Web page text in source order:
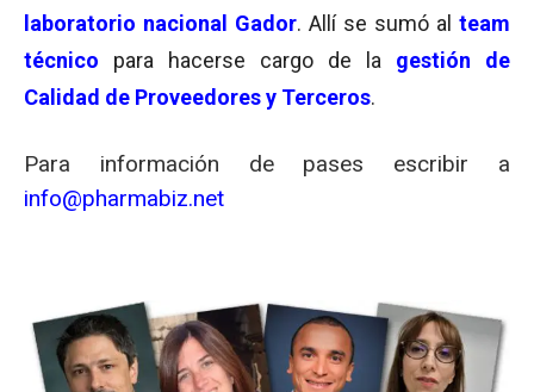
laboratorio nacional Gador. Allí se sumó al team
técnico para hacerse cargo de la gestión de
Calidad de Proveedores y Terceros.
Para información de pases escribir a
info@pharmabiz.net